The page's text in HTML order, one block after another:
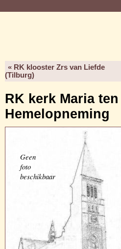
« RK klooster Zrs van Liefde
(Tilburg)
RK kerk Maria ten
Hemelopneming
Geen
foto
beschikbaar